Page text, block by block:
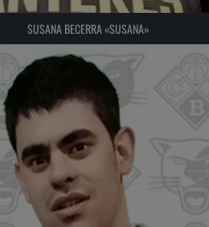
SUSANA BECERRA «SUSANA»